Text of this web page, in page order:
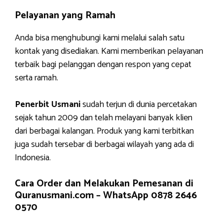
Pelayanan yang Ramah
Anda bisa menghubungi kami melalui salah satu
kontak yang disediakan. Kami memberikan pelayanan
terbaik bagi pelanggan dengan respon yang cepat
serta ramah.
Penerbit Usmanisudah terjun di dunia percetakan
sejak tahun 2009 dan telah melayani banyak klien
dari berbagai kalangan. Produk yang kami terbitkan
juga sudah tersebar di berbagai wilayah yang ada di
Indonesia.
Cara Order dan Melakukan Pemesanan di
Quranusmani.com –WhatsApp 0878 2646
0570